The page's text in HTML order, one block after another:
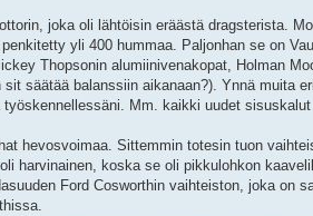
joka oli lähtöisin eräästä dragsterista.
yli 400 hummaa. Paljonhan se on
Thopsonin alumiinivenakopat, Holman
säätää balanssiin aikanaan?). Ynnä muita
Mm. kaikki uudet
hevosvoimaa. Sittemmin totesin tuon
harvinainen, koska se oli pikkulohkon
Ford Cosworthin vaihteiston, joka on